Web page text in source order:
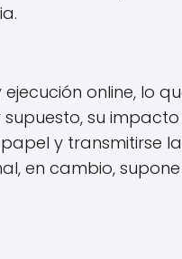
online, lo
su
y transmitirse
en cambio,